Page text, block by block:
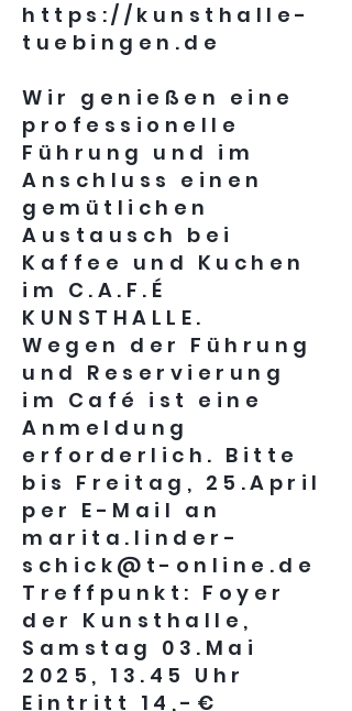
https://kunsthalle-
tuebingen.de
Wir genießen eine
professionelle
Führung und im
Anschluss einen
gemütlichen
Austausch bei
Kaffee und Kuchen
im C.A.F.É
KUNSTHALLE.
Wegen der Führung
und Reservierung
im Café ist eine
Anmeldung
erforderlich. Bitte
bis Freitag, 25.April
per E-Mail an
marita.linder-
schick@t-online.de
Treffpunkt: Foyer
der Kunsthalle,
Samstag 03.Mai
2025, 13.45 Uhr
Eintritt 14,-€